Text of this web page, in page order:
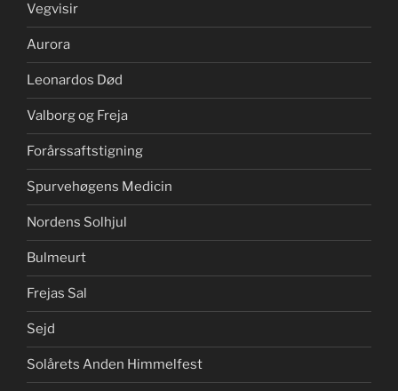
Vegvisir
Aurora
Leonardos Død
Valborg og Freja
Forårssaftstigning
Spurvehøgens Medicin
Nordens Solhjul
Bulmeurt
Frejas Sal
Sejd
Solårets Anden Himmelfest